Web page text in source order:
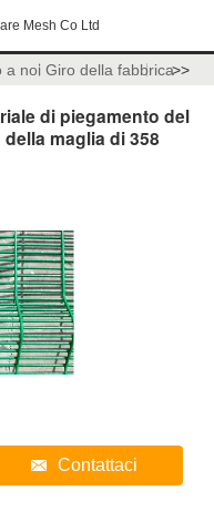
Mesh Co Ltd
a noi Giro della fabbrica>>
di piegamento del
maglia di 358
Contattaci